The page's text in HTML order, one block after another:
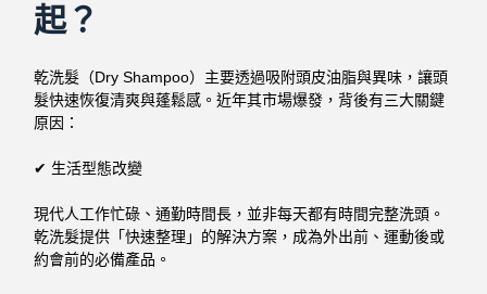
起？
乾洗髮（Dry Shampoo）主要透過吸附頭皮油脂與異味，讓頭
髮快速恢復清爽與蓬鬆感。近年其市場爆發，背後有三大關鍵
原因：
✔ 生活型態改變
現代人工作忙碌、通勤時間長，並非每天都有時間完整洗頭。
乾洗髮提供「快速整理」的解決方案，成為外出前、運動後或
約會前的必備產品。